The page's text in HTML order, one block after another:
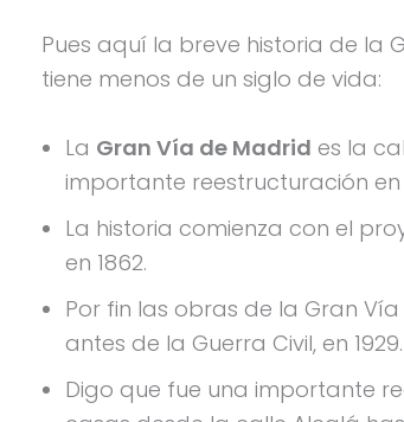
Pues aquí la breve historia de la
tiene menos de un siglo de vida:
La Gran Vía de Madrid es la
importante reestructuración en
La historia comienza con el
en 1862.
Por fin las obras de la Gran
antes de la Guerra Civil, en 1929.
Digo que fue una importante